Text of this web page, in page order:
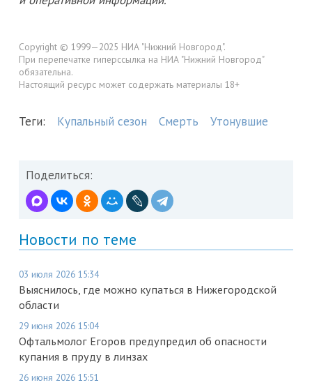
Copyright © 1999—2025 НИА "Нижний Новгород".
При перепечатке гиперссылка на НИА "Нижний Новгород"
обязательна.
Настоящий ресурс может содержать материалы 18+
Теги: Купальный сезон Смерть Утонувшие
Поделиться:
Новости по теме
03 июля 2026 15:34
Выяснилось, где можно купаться в Нижегородской
области
29 июня 2026 15:04
Офтальмолог Егоров предупредил об опасности
купания в пруду в линзах
26 июня 2026 15:51